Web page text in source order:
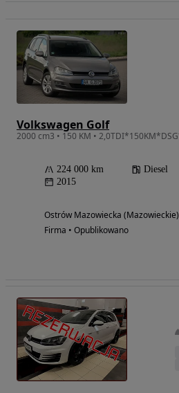
Volkswagen Golf
224 000 km Diesel
2015
Ostrów Mazowiecka (Mazowieckie)
Firma • Opublikowano